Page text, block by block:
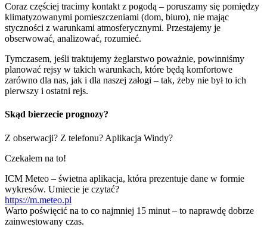
Coraz częściej tracimy kontakt z pogodą – poruszamy się pomiędzy
klimatyzowanymi pomieszczeniami (dom, biuro), nie mając
styczności z warunkami atmosferycznymi. Przestajemy je
obserwować, analizować, rozumieć.
Tymczasem, jeśli traktujemy żeglarstwo poważnie, powinniśmy
planować rejsy w takich warunkach, które będą komfortowe
zarówno dla nas, jak i dla naszej załogi – tak, żeby nie był to ich
pierwszy i ostatni rejs.
Skąd bierzecie prognozy?
Z obserwacji? Z telefonu? Aplikacja Windy?
Czekałem na to!
ICM Meteo – świetna aplikacja, która prezentuje dane w formie
wykresów. Umiecie je czytać?
https://m.meteo.pl
Warto poświęcić na to co najmniej 15 minut – to naprawdę dobrze
zainwestowany czas.